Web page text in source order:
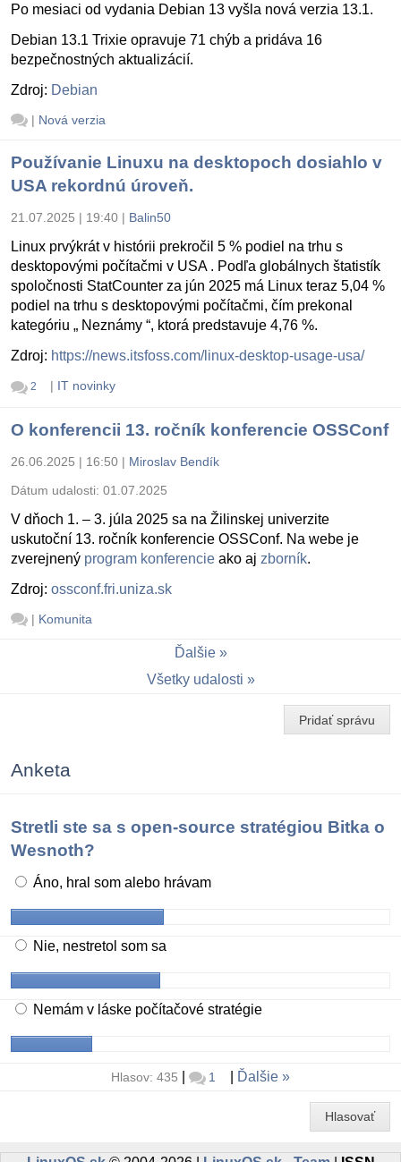
Po mesiaci od vydania Debian 13 vyšla nová verzia 13.1.
Debian 13.1 Trixie opravuje 71 chýb a pridáva 16
bezpečnostných aktualizácií.
Zdroj: Debian
| Nová verzia
Používanie Linuxu na desktopoch dosiahlo v
USA rekordnú úroveň.
21.07.2025 | 19:40 | Balin50
Linux prvýkrát v histórii prekročil 5 % podiel na trhu s
desktopovými počítačmi v USA . Podľa globálnych štatistík
spoločnosti StatCounter za jún 2025 má Linux teraz 5,04 %
podiel na trhu s desktopovými počítačmi, čím prekonal
kategóriu „ Neznámy “, ktorá predstavuje 4,76 %.
Zdroj: https://news.itsfoss.com/linux-desktop-usage-usa/
2 | IT novinky
O konferencii 13. ročník konferencie OSSConf
26.06.2025 | 16:50 | Miroslav Bendík
Dátum udalosti: 01.07.2025
V dňoch 1. – 3. júla 2025 sa na Žilinskej univerzite
uskutoční 13. ročník konferencie OSSConf. Na webe je
zverejnený program konferencie ako aj zborník.
Zdroj: ossconf.fri.uniza.sk
| Komunita
Ďalšie
Všetky udalosti
Pridať správu
Anketa
Stretli ste sa s open-source stratégiou Bitka o
Wesnoth?
Áno, hral som alebo hrávam
Nie, nestretol som sa
Nemám v láske počítačové stratégie
Hlasov: 435 1 Ďalšie
Hlasovať